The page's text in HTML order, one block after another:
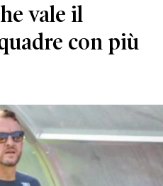
vale il
con più